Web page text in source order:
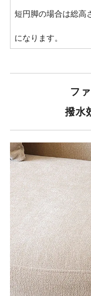
短円脚の場合は総高
になります。
フ
撥水